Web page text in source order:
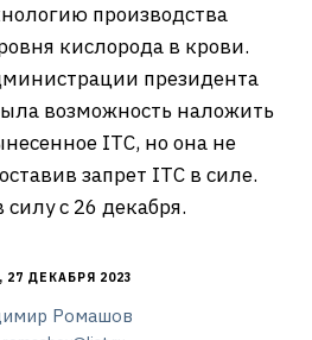
производства
кислорода в крови.
президента
возможность наложить
ITC, но она не
запрет ITC в силе.
с 26 декабря.
27 ДЕКАБРЯ 2023
Ромашов